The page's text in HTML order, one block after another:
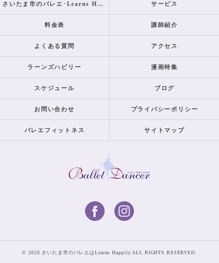
さいたま市のバレエ･Learns Happilyのお客様の声 サービス
料金表 講師紹介
よくある質問 アクセス
ラーンズハピリー 漫画特集
スケジュール ブログ
お問い合わせ プライバシーポリシー
バレエフィットネス サイトマップ
© 2026 さいたま市のバレエはLearns Happily ALL RIGHTS RESERVED.